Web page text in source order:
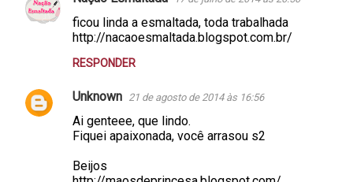
ficou linda a esmaltada, toda trabalhada
http://nacaoesmaltada.blogspot.com.br/
RESPONDER
Unknown 21 de agosto de 2014 às 16:56
Ai genteee, que lindo.
Fiquei apaixonada, você arrasou s2
Beijos